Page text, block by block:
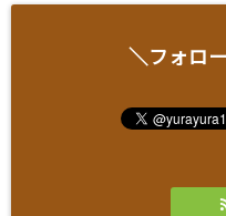
＼フォロ